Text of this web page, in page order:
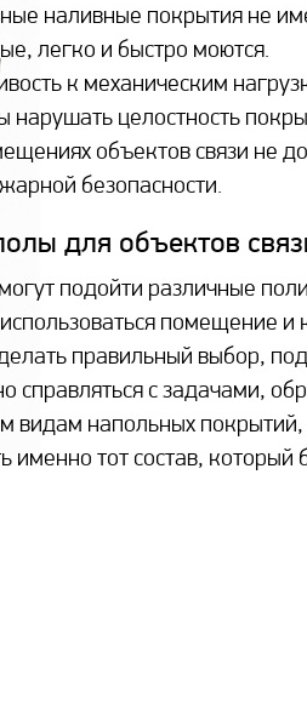
наливные покрытия не
легко и быстро моются.
к механическим
целостность
объектов связи не
безопасности.
для объектов
подойти различные
помещение и
правильный выбор,
справляться с задачами,
видам напольных
именно тот состав, который